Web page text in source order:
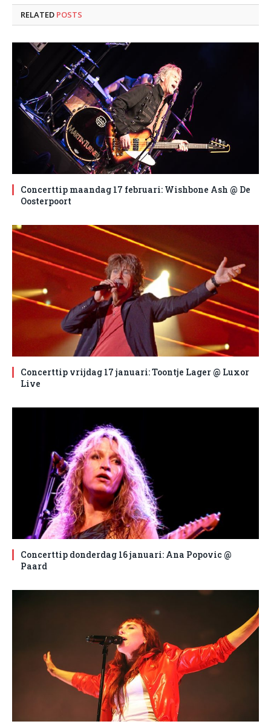
RELATED POSTS
Concerttip maandag 17 februari: Wishbone Ash @ De
Oosterpoort
Concerttip vrijdag 17 januari: Toontje Lager @ Luxor
Live
Concerttip donderdag 16 januari: Ana Popovic @
Paard